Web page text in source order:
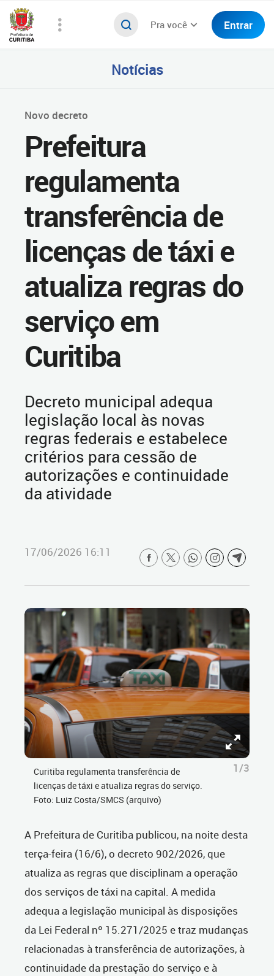
Pra você Entrar
Notícias
Novo decreto
Prefeitura
regulamenta
transferência de
licenças de táxi e
atualiza regras do
serviço em
Curitiba
Decreto municipal adequa
legislação local às novas
regras federais e estabelece
critérios para cessão de
autorizações e continuidade
da atividade
17/06/2026 16:11
Curitiba regulamenta transferência de
licenças de táxi e atualiza regras do serviço.
Foto: Luiz Costa/SMCS (arquivo)
1/3
A Prefeitura de Curitiba publicou, na noite desta
terça-feira (16/6), o decreto 902/2026, que
atualiza as regras que disciplinam a operação
dos serviços de táxi na capital. A medida
adequa a legislação municipal às disposições
da Lei Federal nº 15.271/2025 e traz mudanças
relacionadas à transferência de autorizações, à
continuidade da prestação do serviço e à